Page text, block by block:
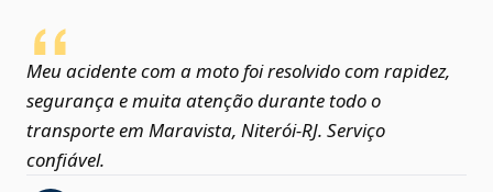
Meu acidente com a moto foi resolvido com rapidez,
segurança e muita atenção durante todo o
transporte em Maravista, Niterói‑RJ. Serviço
confiável.